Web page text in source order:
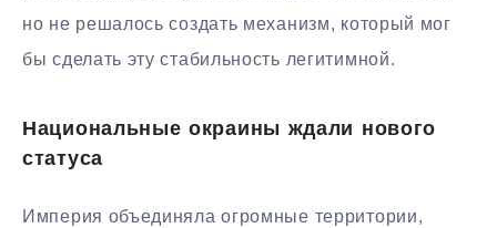
но не решалось создать механизм, который мог
бы сделать эту стабильность легитимной.
Национальные окраины ждали нового
статуса
Империя объединяла огромные территории,